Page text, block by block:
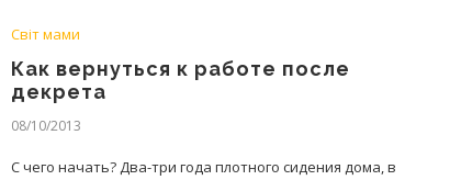
Світ мами
Как вернуться к работе после
декрета
08/10/2013
С чего начать? Два-три года плотного сидения дома, в